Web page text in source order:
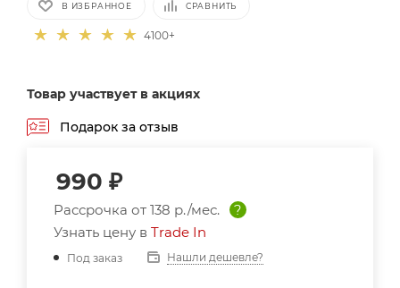
В ИЗБРАННОЕ СРАВНИТЬ
4100+
Товар участвует в акциях
Подарок за отзыв
990 ₽
Рассрочка от 138 р./мес.
?
Узнать цену в Trade In
Под заказ Нашли дешевле?